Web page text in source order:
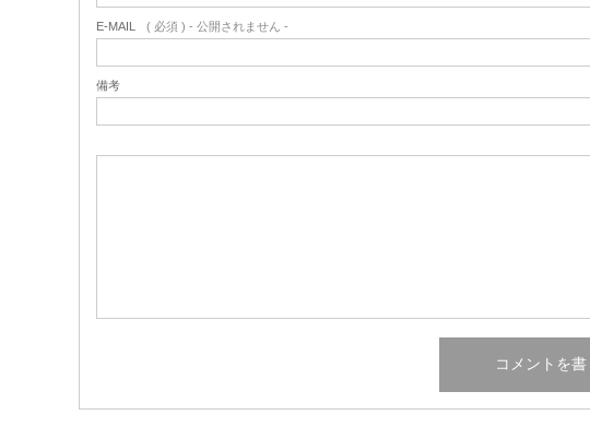
E-MAIL ( 必須 ) - 公開されません -
備考